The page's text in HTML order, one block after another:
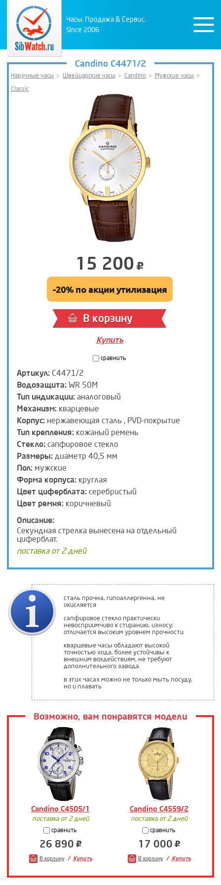
Часы. Продажа & Сервис.
Since 2006
Candino C4471/2
Наручные часы Швейцарские часы Candino Мужские часы
Classic
15 200
-20% по акции утилизация
В корзину
Купить
сравнить
Артикул: C4471/2
Водозащита: WR 50M
Тип индикации: аналоговый
Механизм: кварцевые
Корпус: нержавеющая сталь , PVD-покрытие
Тип крепления: кожаный ремень
Стекло: сапфировое стекло
Размеры: диаметр 40,5 мм
Пол: мужские
Форма корпуса: круглая
Цвет циферблата: серебристый
Цвет ремня: коричневый
Описание:
Секундная стрелка вынесена на отдельный
циферблат.
поставка от 2 дней
сталь прочна, гипоаллергенна, не
окисляется
сапфировое стекло практически
невосприимчиво к стиранию, износу;
отличается высоким уровнем прочности
кварцевые часы обладают высокой
точностью хода, более устойчивы к
внешним воздействиям, не требуют
дополнительного завода
в этих часах можно не только мыть посуду,
но и плавать
Возможно, вам понравятся модели
Candino C4505/1 Candino C4559/2
поставка от 2 дней
сравнить
26 890
В корзину Купить
поставка от 2 дней
сравнить
17 000
В корзину Купить